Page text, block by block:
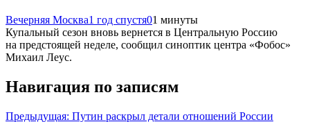
Вечерняя Москва1 год спустя01 минуты
Купальный сезон вновь вернется в Центральную Россию
на предстоящей неделе, сообщил синоптик центра «Фобос»
Михаил Леус.
Навигация по записям
Предыдущая: Путин раскрыл детали отношений России